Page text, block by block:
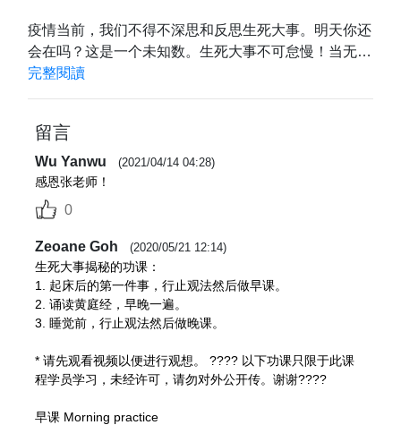
晚课
00:27:06
诵《黄庭经》
00:44:28
第五讲
生死大事揭秘
第六讲
03:03:27
生死大事揭秘
03:30:28
疫情当前，我们不得不深思和反思生死大事。明天你还
会在吗？这是一个未知数。生死大事不可怠慢！当无常
来临的时候，您准备好了吗？
将宣讲
《生死大事揭秘》——怎样获得永生？
❤️ 人生生命的结构：肉体和灵魂
❤️ 人是怎么来到这个世界的？
❤️ 人为什么要来到这个世界？
❤️ 人死以后会去哪里？
❤️ 六道轮回是真的吗？
❤️ 三魂七魄是怎么回事？三魂七魄和我们生命有什么
关系？
❤️ 灵魂转世之谜
❤️ 我们死之前要做哪些准备？我们死之后要做哪些安
❤️ 丧葬仪轨、坟地风水。焚烧燔祭。
完整閱讀
留言
Wu Yanwu (2021/04/14 04:28)
感恩张老师！
0
Zeoane Goh (2020/05/21 12:14)
生死大事揭秘的功课：
1. 起床后的第一件事，行止观法然后做早课。
2. 诵读黄庭经，早晚一遍。
3. 睡觉前，行止观法然后做晚课。
* 请先观看视频以便进行观想。 ???? 以下功课只限于此课
程学员学习，未经许可，请勿对外公开传。谢谢????
早课 Morning practice